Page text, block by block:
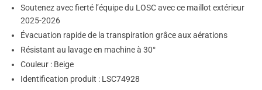
Soutenez avec fierté l’équipe du LOSC avec ce maillot extérieur
2025-2026
Évacuation rapide de la transpiration grâce aux aérations
Résistant au lavage en machine à 30°
Couleur : Beige
Identification produit : LSC74928